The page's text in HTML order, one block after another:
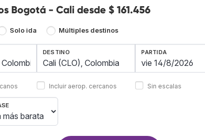
Bogotá - Cali desde $ 161.456
Solo ida Múltiples destinos
DESTINO
Incluir aerop. cercanos
PARTIDA
Sin escalas